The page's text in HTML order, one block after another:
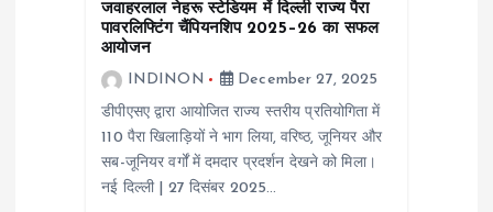
जवाहरलाल नेहरू स्टेडियम में दिल्ली राज्य पैरा
पावरलिफ्टिंग चैंपियनशिप 2025–26 का सफल
आयोजन
INDINON
December 27, 2025
डीपीएसए द्वारा आयोजित राज्य स्तरीय प्रतियोगिता में
110 पैरा खिलाड़ियों ने भाग लिया, वरिष्ठ, जूनियर और
सब-जूनियर वर्गों में दमदार प्रदर्शन देखने को मिला।
नई दिल्ली | 27 दिसंबर 2025…